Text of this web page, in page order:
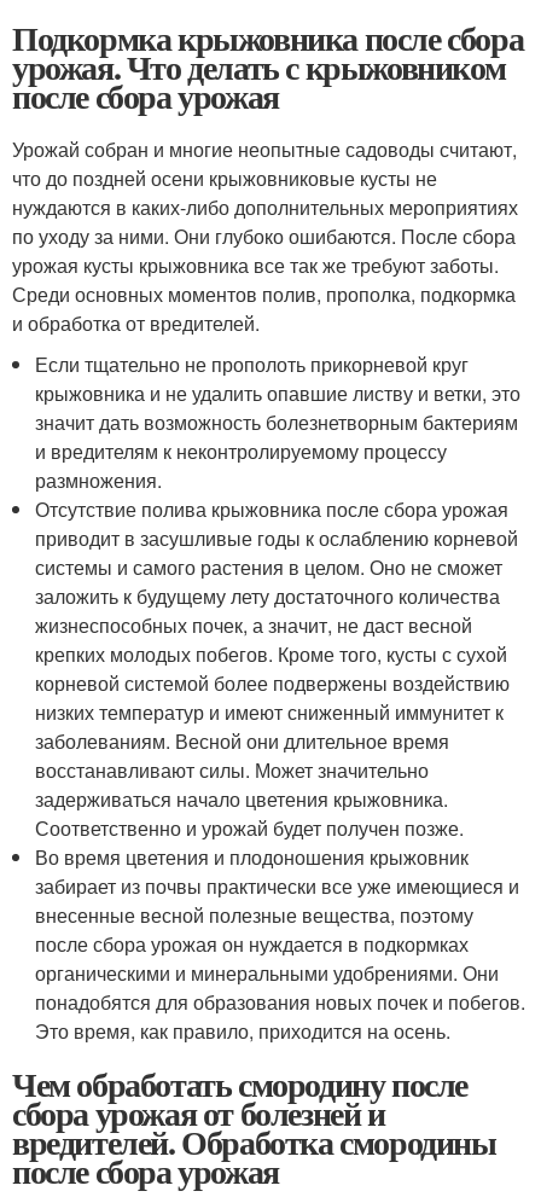
Подкормка крыжовника после сбора
урожая. Что делать с крыжовником
после сбора урожая
Урожай собран и многие неопытные садоводы считают,
что до поздней осени крыжовниковые кусты не
нуждаются в каких-либо дополнительных мероприятиях
по уходу за ними. Они глубоко ошибаются. После сбора
урожая кусты крыжовника все так же требуют заботы.
Среди основных моментов полив, прополка, подкормка
и обработка от вредителей.
Если тщательно не прополоть прикорневой круг
крыжовника и не удалить опавшие листву и ветки, это
значит дать возможность болезнетворным бактериям
и вредителям к неконтролируемому процессу
размножения.
Отсутствие полива крыжовника после сбора урожая
приводит в засушливые годы к ослаблению корневой
системы и самого растения в целом. Оно не сможет
заложить к будущему лету достаточного количества
жизнеспособных почек, а значит, не даст весной
крепких молодых побегов. Кроме того, кусты с сухой
корневой системой более подвержены воздействию
низких температур и имеют сниженный иммунитет к
заболеваниям. Весной они длительное время
восстанавливают силы. Может значительно
задерживаться начало цветения крыжовника.
Соответственно и урожай будет получен позже.
Во время цветения и плодоношения крыжовник
забирает из почвы практически все уже имеющиеся и
внесенные весной полезные вещества, поэтому
после сбора урожая он нуждается в подкормках
органическими и минеральными удобрениями. Они
понадобятся для образования новых почек и побегов.
Это время, как правило, приходится на осень.
Чем обработать смородину после
сбора урожая от болезней и
вредителей. Обработка смородины
после сбора урожая